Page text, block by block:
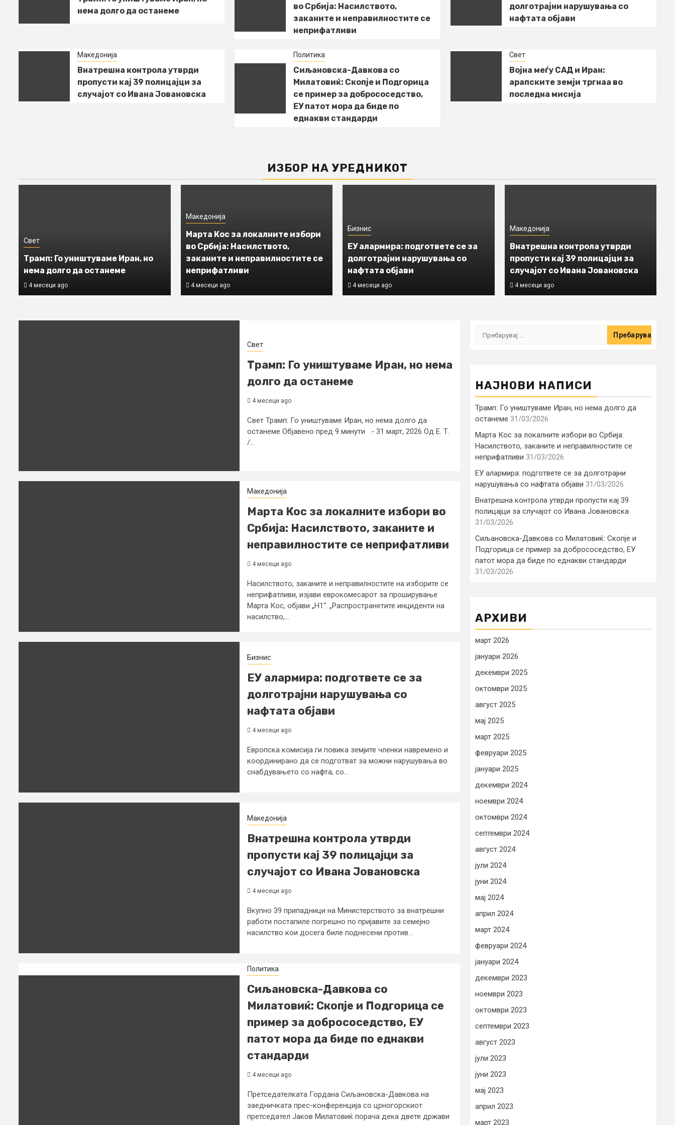
Ивана Јовановска
Сиљановска-Давкова со
добрососедство, ЕУ патот
мора да биде по еднакви
стандарди
нема долго да останеме
во Србија: Насилството,
заканите и неправилностите се
неприфатливи
долготрајни нарушувања со
нафтата објави
Македонија
Внатрешна контрола утврди
пропусти кај 39 полицајци за
случајот со Ивана Јовановска
Политика
Сиљановска-Давкова со
Милатовиќ: Скопје и Подгорица
се пример за добрососедство,
ЕУ патот мора да биде по
еднакви стандарди
Свет
Војна меѓу САД и Иран:
арапските земји тргнаа во
последна мисија
ИЗБОР НА УРЕДНИКОТ
Свет
Трамп: Го уништуваме Иран, но
нема долго да останеме
4 месеци ago
Македонија
Марта Кос за локалните избори
во Србија: Насилството,
заканите и неправилностите се
неприфатливи
4 месеци ago
Бизнис
ЕУ алармира: подгответе се за
долготрајни нарушувања со
нафтата објави
4 месеци ago
Македонија
Внатрешна контрола утврди
пропусти кај 39 полицајци за
случајот со Ивана Јовановска
4 месеци ago
Свет
Трамп: Го уништуваме Иран, но нема
долго да останеме
4 месеци ago
Свет Трамп: Го уништуваме Иран, но нема долго да
останеме Објавено пред 9 минути - 31 март, 2026 Од Е. Т.
/...
Македонија
Марта Кос за локалните избори во
Србија: Насилството, заканите и
неправилностите се неприфатливи
4 месеци ago
Насилството, заканите и неправилностите на изборите се
неприфатливи, изјави еврокомесарот за проширување
Марта Кос, објави „Н1“. „Распространетите инциденти на
насилство,...
Бизнис
ЕУ алармира: подгответе се за
долготрајни нарушувања со
нафтата објави
4 месеци ago
Европска комисија ги повика земјите членки навремено и
координирано да се подготват за можни нарушувања во
снабдувањето со нафта, со...
Македонија
Внатрешна контрола утврди
пропусти кај 39 полицајци за
случајот со Ивана Јовановска
4 месеци ago
Вкупно 39 припадници на Министерството за внатрешни
работи постапиле погрешно по пријавите за семејно
насилство кои досега биле поднесени против...
Политика
Сиљановска-Давкова со
Милатовиќ: Скопје и Подгорица се
пример за добрососедство, ЕУ
патот мора да биде по еднакви
стандарди
4 месеци ago
Претседателката Гордана Сиљановска-Давкова на
заедничката прес-конференција со црногорскиот
претседател Јаков Милатовиќ порача дека двете држави
Пребарувај
НАЈНОВИ НАПИСИ
Трамп: Го уништуваме Иран, но нема долго да
останеме 31/03/2026
Марта Кос за локалните избори во Србија:
Насилството, заканите и неправилностите се
неприфатливи 31/03/2026
ЕУ алармира: подгответе се за долготрајни
нарушувања со нафтата објави 31/03/2026
Внатрешна контрола утврди пропусти кај 39
полицајци за случајот со Ивана Јовановска
31/03/2026
Сиљановска-Давкова со Милатовиќ: Скопје и
Подгорица се пример за добрососедство, ЕУ
патот мора да биде по еднакви стандарди
31/03/2026
АРХИВИ
март 2026
јануари 2026
декември 2025
октомври 2025
август 2025
мај 2025
март 2025
февруари 2025
јануари 2025
декември 2024
ноември 2024
октомври 2024
септември 2024
август 2024
јули 2024
јуни 2024
мај 2024
април 2024
март 2024
февруари 2024
јануари 2024
декември 2023
ноември 2023
октомври 2023
септември 2023
август 2023
јули 2023
јуни 2023
мај 2023
април 2023
март 2023